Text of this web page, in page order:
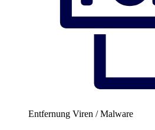
Entfernung Viren / Malware